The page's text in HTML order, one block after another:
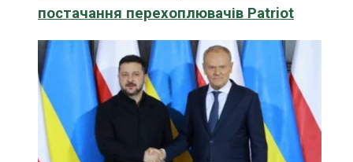
постачання перехоплювачів Patriot